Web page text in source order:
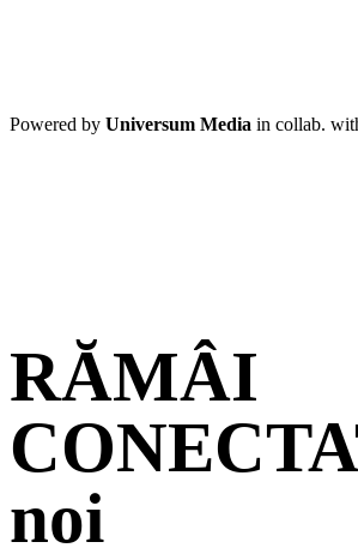
Powered by Universum Media in collab.
RĂMÂI
noi